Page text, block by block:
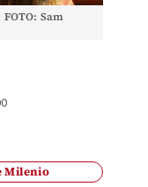
Sam
Milenio